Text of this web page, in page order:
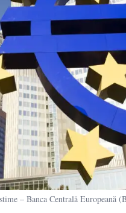
– Banca Centrală Europeană